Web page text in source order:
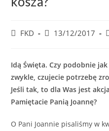
FKD 13/12/2017
Idą Święta. Czy podobnie
zwykle, czujecie potrzebę
Jeśli tak, to dla Was jest
Pamiętacie Panią Joannę?
O Pani Joannie pisaliśmy w